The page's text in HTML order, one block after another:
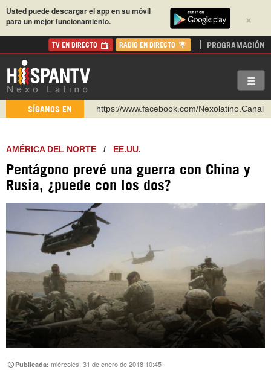
×
Usted puede descargar el app en su móvil
para un mejor funcionamiento.
TV EN DIRECTO RADIO EN DIRECTO PROGRAMACIÓN
SÍGANOS EN
https://www.facebook.com/Nexolatino.Canal
http://twitter.com/nexo_latino
https://t.me/hispantvcanal
https://urmedium.com/c/hispantv
Instagram como: hispan_tv
AMÉRICA DEL NORTE / EE.UU.
Pentágono prevé una guerra con China y
Rusia, ¿puede con los dos?
Publicada:miércoles, 31 de enero de 2018 10:45